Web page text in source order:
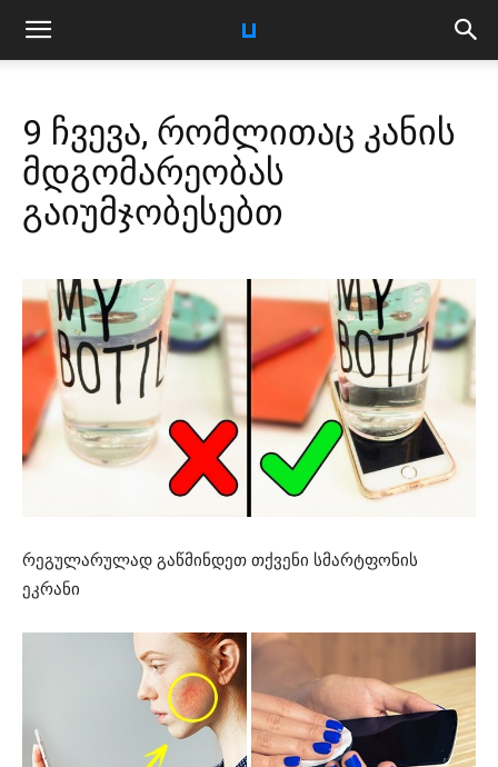
9 ჩვევა, რომლითაც კანის
მდგომარეობას
გაიუმჯობესებთ
რეგულარულად გაწმინდეთ თქვენი სმარტფონის
ეკრანი